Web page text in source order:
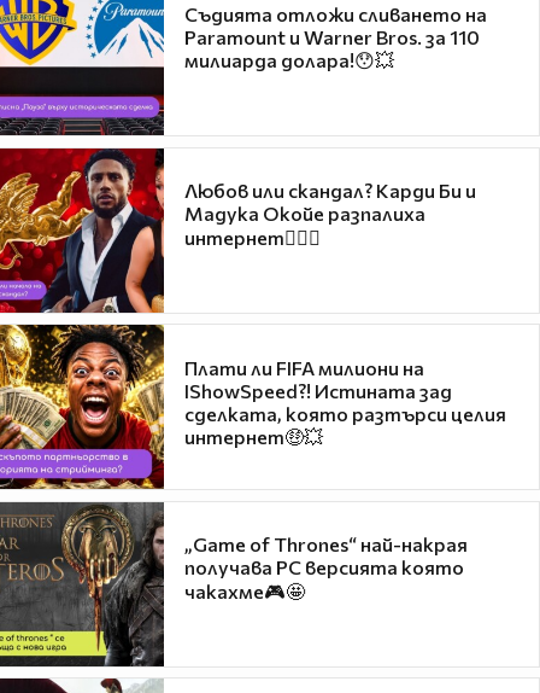
Съдията отложи сливането на
Paramount и Warner Bros. за 110
милиарда долара!😯💥
Любов или скандал? Карди Би и
Мадука Окойе разпалиха
интернет❤️‍🔥🔥
Плати ли FIFA милиони на
IShowSpeed?! Истината зад
сделката, която разтърси целия
интернет🤑💥
„Game of Thrones“ най-накрая
получава PC версията която
чакахме🎮🤩